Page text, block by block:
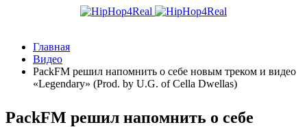
Главная
Видео
PackFM решил напомнить о себе новым треком и видео
«Legendary» (Prod. by U.G. of Cella Dwellas)
PackFM решил напомнить о себе